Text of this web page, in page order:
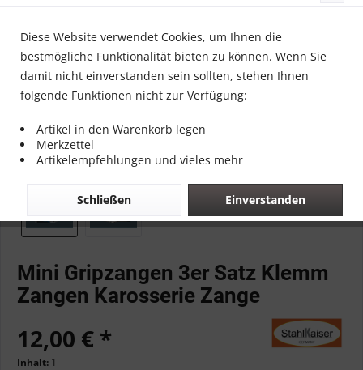
Mini Gripzangen 3er Satz Klemm
Zangen Karosserie Zange
12,00 € *
Inhalt: 1
Diese Website verwendet Cookies, um Ihnen die
bestmögliche Funktionalität bieten zu können. Wenn Sie
damit nicht einverstanden sein sollten, stehen Ihnen
folgende Funktionen nicht zur Verfügung:
Artikel in den Warenkorb legen
Merkzettel
Artikelempfehlungen und vieles mehr
Einverstanden
Schließen